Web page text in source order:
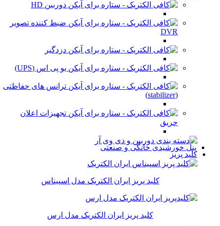
دوربین HD
ضبط کننده تصویر
DVR
دزدگیر
یو پی اس (UPS)
ترانس های حفاظتی
(stabilizer)
تجهیزات اعلان
حریق
پنل خورشیدی خانگی و صنعتی
کلید پریز
کلید پریز ایران الکتریک مدل اسپیناس
کلید پریز ایران الکتریک مدل ارس